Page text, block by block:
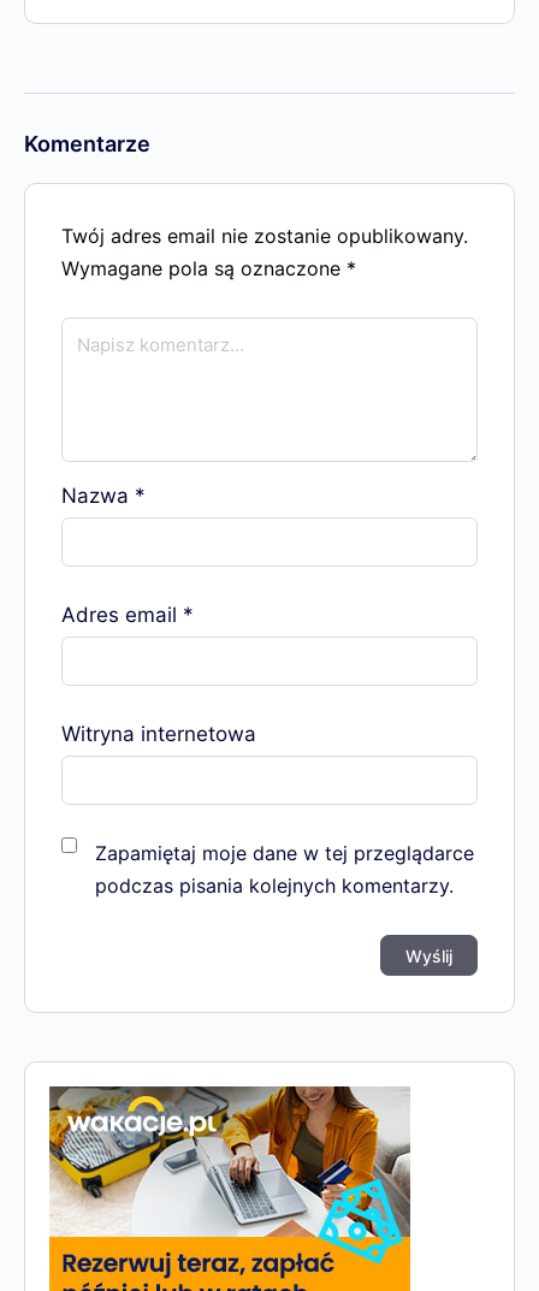
Komentarze
Twój adres email nie zostanie opublikowany.
Wymagane pola są oznaczone *
Nazwa *
Adres email *
Witryna internetowa
Zapamiętaj moje dane w tej przeglądarce
podczas pisania kolejnych komentarzy.